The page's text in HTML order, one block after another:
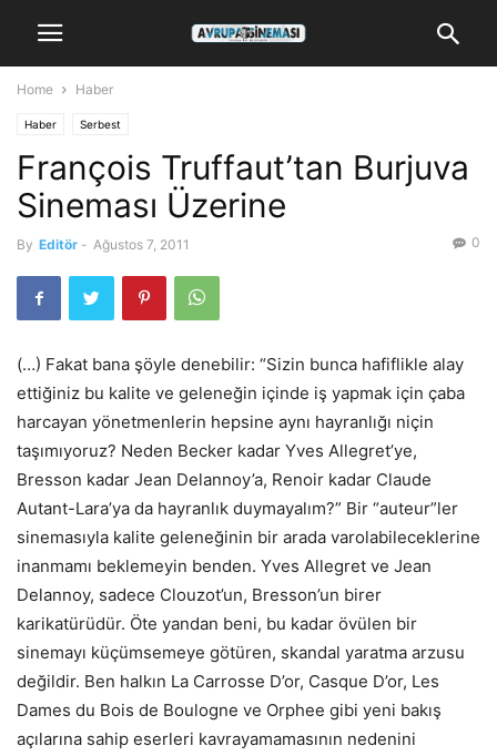
Home Haber
Haber Serbest
François Truffaut’tan Burjuva
Sineması Üzerine
By Editör - Ağustos 7, 2011 0
(…) Fakat bana şöyle denebilir: “Sizin bunca hafiflikle alay
ettiğiniz bu kalite ve geleneğin içinde iş yapmak için çaba
harcayan yönetmenlerin hepsine aynı hayranlığı niçin
taşımıyoruz? Neden Becker kadar Yves Allegret’ye,
Bresson kadar Jean Delannoy’a, Renoir kadar Claude
Autant-Lara’ya da hayranlık duymayalım?” Bir “auteur”ler
sinemasıyla kalite geleneğinin bir arada varolabileceklerine
inanmamı beklemeyin benden. Yves Allegret ve Jean
Delannoy, sadece Clouzot’un, Bresson’un birer
karikatürüdür. Öte yandan beni, bu kadar övülen bir
sinemayı küçümsemeye götüren, skandal yaratma arzusu
değildir. Ben halkın La Carrosse D’or, Casque D’or, Les
Dames du Bois de Boulogne ve Orphee gibi yeni bakış
açılarına sahip eserleri kavrayamamasının nedenini